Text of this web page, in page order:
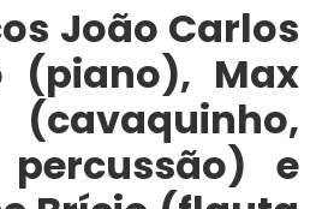
João Carlos
(piano), Max
e